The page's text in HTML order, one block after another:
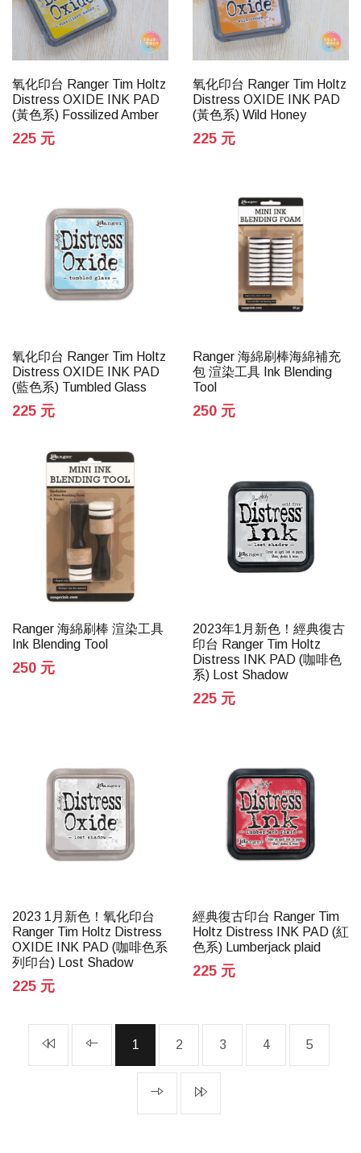
氧化印台 Ranger Tim Holtz
Distress OXIDE INK PAD
(黃色系) Fossilized Amber
225 元
氧化印台 Ranger Tim Holtz
Distress OXIDE INK PAD
(黃色系) Wild Honey
225 元
氧化印台 Ranger Tim Holtz
Distress OXIDE INK PAD
(藍色系) Tumbled Glass
225 元
Ranger 海綿刷棒海綿補充
包 渲染工具 Ink Blending
Tool
250 元
Ranger 海綿刷棒 渲染工具
Ink Blending Tool
250 元
2023年1月新色！經典復古
印台 Ranger Tim Holtz
Distress INK PAD (咖啡色
系) Lost Shadow
225 元
2023 1月新色！氧化印台
Ranger Tim Holtz Distress
OXIDE INK PAD (咖啡色系
列印台) Lost Shadow
225 元
經典復古印台 Ranger Tim
Holtz Distress INK PAD (紅
色系) Lumberjack plaid
225 元
1 2 3 4 5